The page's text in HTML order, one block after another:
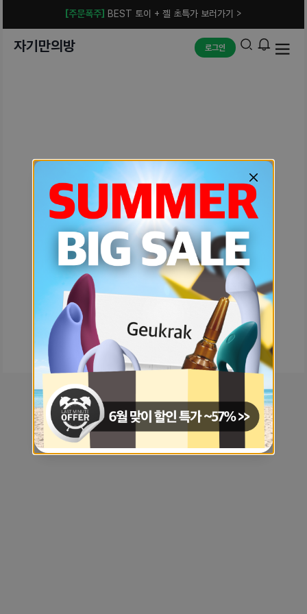
[주문폭주] BEST 토이 + 젤 초특가 보러가기 >
자기만의방 로그인
예상치 못한 에러입니다.